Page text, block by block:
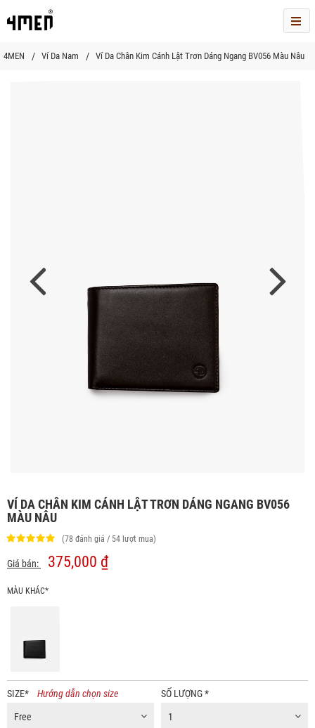
4MEN Ví Da Nam Ví Da Chân Kim Cánh Lật Trơn Dáng Ngang BV056 Màu Nâu
VÍ DA CHÂN KIM CÁNH LẬT TRƠN DÁNG NGANG BV056
MÀU NÂU
(78 đánh giá / 54 lượt mua)
Giá bán: 375,000 ₫
MÀU KHÁC*
SIZE* Hướng dẫn chọn size
Free
SỐ LƯỢNG*
1